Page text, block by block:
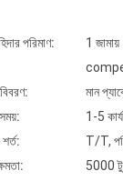
পরিমাণ:
1 জামায়
মান
1-5
T/T,
5000